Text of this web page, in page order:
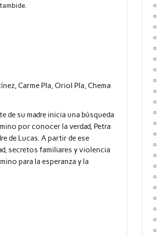
Carme Pla, Oriol Pla, Chema
de su madre inicia una búsqueda
por conocer la verdad, Petra
de Lucas. A partir de ese
secretos familiares y violencia
para la esperanza y la